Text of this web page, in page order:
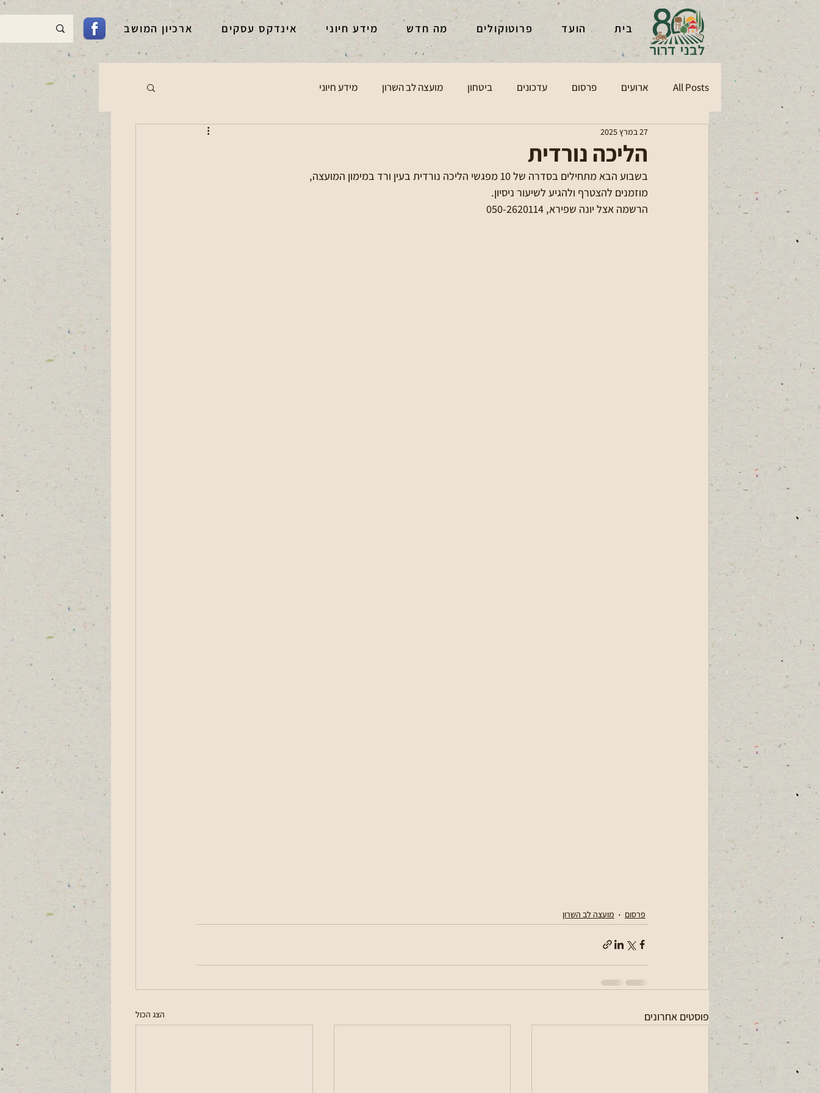
בית הועד פרוטוקולים מה חדש מידע חיוני אינדקס עסקים ארכיון המושב
All Posts ארועים פרסום עדכונים ביטחון מועצה לב השרון מידע חיוני
הליכה נורדית
27 במרץ 2025
בשבוע הבא מתחילים בסדרה של 10 מפגשי הליכה נורדית בעין ורד במימון המועצה,
מוזמנים להצטרף ולהגיע לשיעור ניסיון.
הרשמה אצל יונה שפירא, 050-2620114
פרסום מועצה לב השרון
פוסטים אחרונים הצג הכול